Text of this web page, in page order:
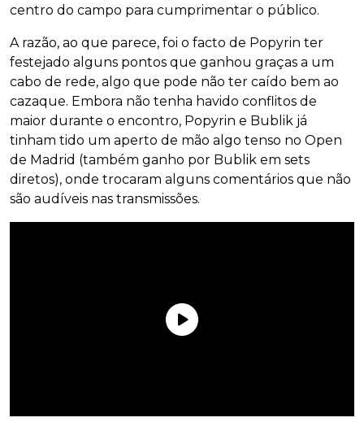
centro do campo para cumprimentar o público.
A razão, ao que parece, foi o facto de Popyrin ter
festejado alguns pontos que ganhou graças a um
cabo de rede, algo que pode não ter caído bem ao
cazaque. Embora não tenha havido conflitos de
maior durante o encontro, Popyrin e Bublik já
tinham tido um aperto de mão algo tenso no Open
de Madrid (também ganho por Bublik em sets
diretos), onde trocaram alguns comentários que não
são audíveis nas transmissões.